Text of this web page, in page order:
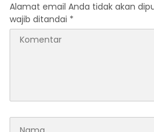
Alamat email Anda tidak akan
wajib ditandai *